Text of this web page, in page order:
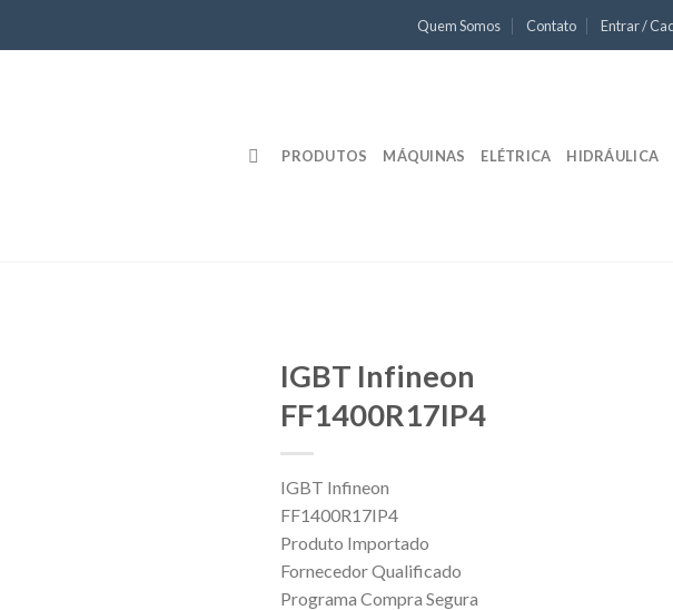
Quem Somos Contato Entrar /
PRODUTOS MÁQUINAS ELÉTRICA HIDRÁULICA
IGBT Infineon
FF1400R17IP4
IGBT Infineon
FF1400R17IP4
Produto Importado
Fornecedor Qualificado
Programa Compra Segura